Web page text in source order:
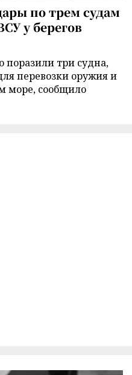
по трем судам
у берегов
три судна,
перевозки оружия и
море, сообщило